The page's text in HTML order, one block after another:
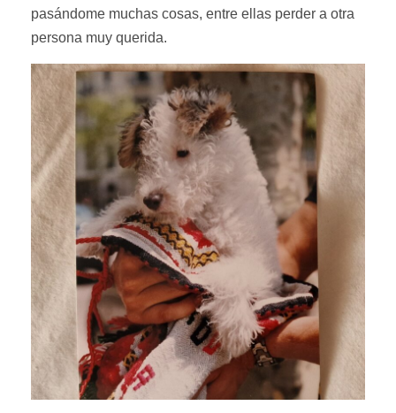
pasándome muchas cosas, entre ellas perder a otra
persona muy querida.